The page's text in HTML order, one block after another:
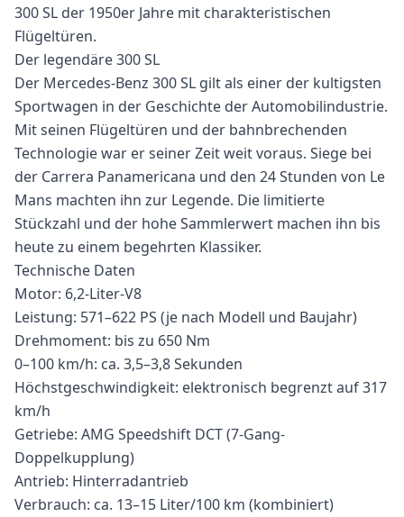
300 SL der 1950er Jahre mit charakteristischen
Flügeltüren.
Der legendäre 300 SL
Der Mercedes-Benz 300 SL gilt als einer der kultigsten
Sportwagen in der Geschichte der Automobilindustrie.
Mit seinen Flügeltüren und der bahnbrechenden
Technologie war er seiner Zeit weit voraus. Siege bei
der Carrera Panamericana und den 24 Stunden von Le
Mans machten ihn zur Legende. Die limitierte
Stückzahl und der hohe Sammlerwert machen ihn bis
heute zu einem begehrten Klassiker.
Technische Daten
Motor: 6,2-Liter-V8
Leistung: 571–622 PS (je nach Modell und Baujahr)
Drehmoment: bis zu 650 Nm
0–100 km/h: ca. 3,5–3,8 Sekunden
Höchstgeschwindigkeit: elektronisch begrenzt auf 317
km/h
Getriebe: AMG Speedshift DCT (7-Gang-
Doppelkupplung)
Antrieb: Hinterradantrieb
Verbrauch: ca. 13–15 Liter/100 km (kombiniert)